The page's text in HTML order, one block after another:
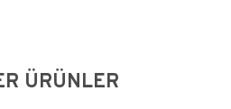
ÜRÜNLER